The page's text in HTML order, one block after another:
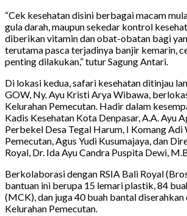
“Cek kesehatan disini berbagai macam
gula darah, maupun sekedar kontrol
diberikan vitamin dan obat-obatan bagi
terutama pasca terjadinya banjir kemarin,
penting dilakukan,” tutur Sagung Antari.
Di lokasi kedua, safari kesehatan ditinjau
GOW, Ny. Ayu Kristi Arya Wibawa,
Kelurahan Pemecutan. Hadir dalam
Kadis Kesehatan Kota Denpasar, A.A. Ayu
Perbekel Desa Tegal Harum, I Komang Adi
Pemecutan, Agus Yudi Kusumajaya, dan
Royal, Dr. Ida Ayu Candra Puspita Dewi,
Berkolaborasi dengan RSIA Bali Royal
bantuan ini berupa 15 lemari plastik, 84
(MCK), dan juga 40 buah bantal
Kelurahan Pemecutan.